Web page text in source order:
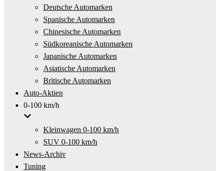
Deutsche Automarken
Spanische Automarken
Chinesische Automarken
Südkoreanische Automarken
Japanische Automarken
Asiatische Automarken
Britische Automarken
Auto-Aktien
0-100 km/h
Kleinwagen 0-100 km/h
SUV 0-100 km/h
News-Archiv
Tuning